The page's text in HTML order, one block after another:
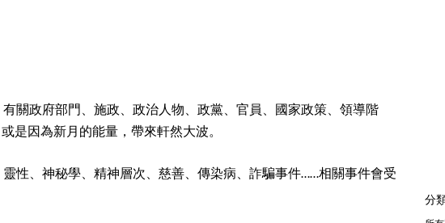
有關政府部門、施政、政治人物、政黨、官員、國家政策、領導階
是因為新月的能量，帶來軒然大波。
靈性、神秘學、精神層次、慈善、傳染病、詐騙事件……相關事件會受
分